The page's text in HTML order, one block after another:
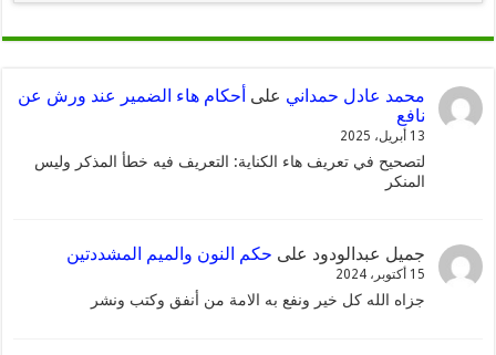
محمد عادل حمدانيعلى أحكام هاء الضمير عند ورش عن
نافع
13 أبريل، 2025
لتصحيح في تعريف هاء الكناية: التعريف فيه خطأ المذكر وليس
المنكر
جميل عبدالودودعلى حكم النون والميم المشددتين
15 أكتوبر، 2024
جزاه الله كل خير ونفع به الامة من أنفق وكتب ونشر